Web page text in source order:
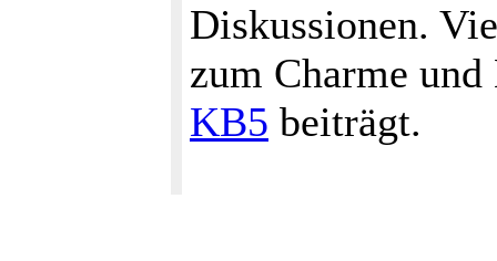
Diskussionen.
zum Charme
KB5 beiträgt.